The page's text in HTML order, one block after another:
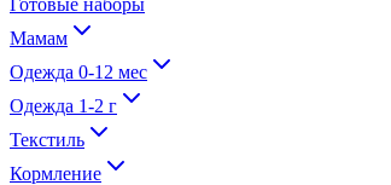
Готовые наборы
Мамам
Одежда 0-12 мес
Одежда 1-2 г
Текстиль
Кормление